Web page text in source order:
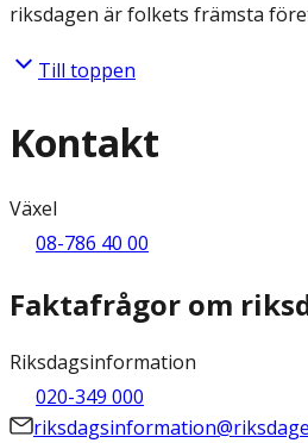
riksdagen är folkets främsta
Till toppen
Kontakt
Växel
08-786 40 00
Faktafrågor om
Riksdagsinformation
020-349 000